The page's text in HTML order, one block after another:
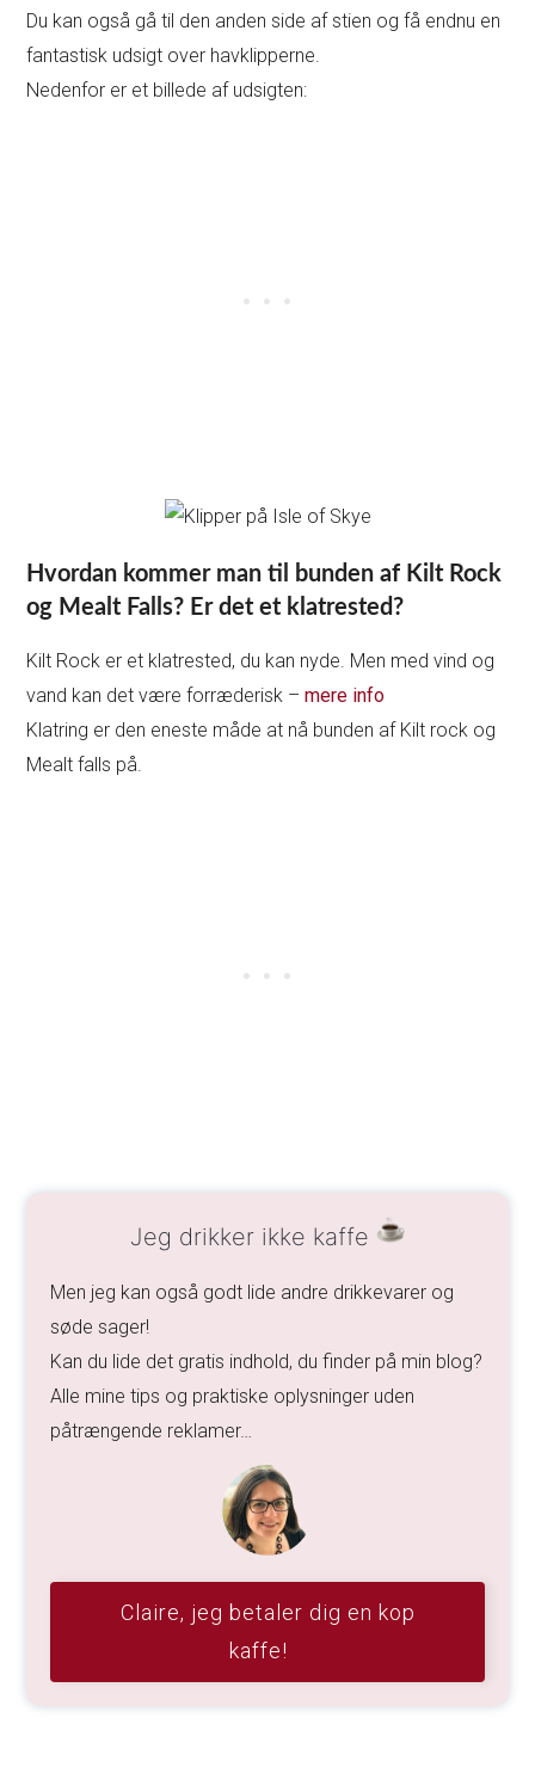
Du kan også gå til den anden side af stien og få endnu en
fantastisk udsigt over havklipperne.
Nedenfor er et billede af udsigten:
Hvordan kommer man til bunden af Kilt Rock
og Mealt Falls? Er det et klatrested?
Kilt Rock er et klatrested, du kan nyde. Men med vind og
vand kan det være forræderisk –mere info
Klatring er den eneste måde at nå bunden af Kilt rock og
Mealt falls på.
Jeg drikker ikke kaffe
Men jeg kan også godt lide andre drikkevarer og
søde sager!
Kan du lide det gratis indhold, du finder på min blog?
Alle mine tips og praktiske oplysninger uden
påtrængende reklamer…
Claire, jeg betaler dig en kop
kaffe!